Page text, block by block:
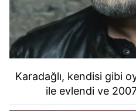
Karadağlı, kendisi gibi
ile evlendi ve 2007